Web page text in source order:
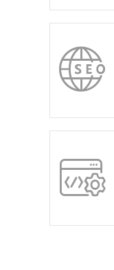

